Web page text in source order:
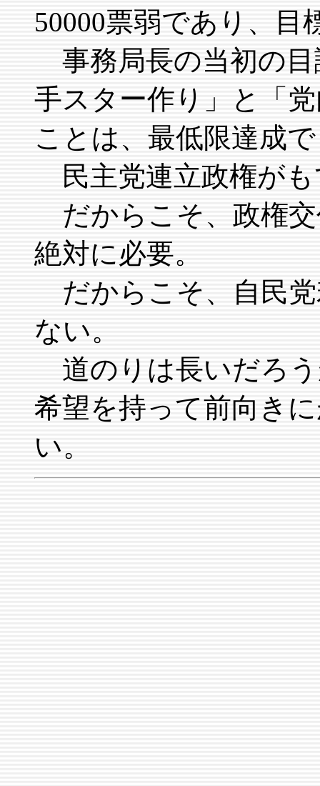
50000票弱であり、目
事務局長の当初の目
手スター作り」と「
ことは、最低限達成
民主党連立政権が
だからこそ、政権
絶対に必要。
だからこそ、自民
ない。
道のりは長いだろ
希望を持って前向き
い。